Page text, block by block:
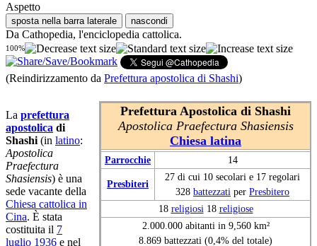
Aspetto
sposta nella barra laterale nascondi
Da Cathopedia, l'enciclopedia cattolica.
100%
(Reindirizzamento da Prefettura apostolica di Shashi)
Prefettura Apostolica di Shashi
Apostolica Praefectura Shasiensis
Chiesa latina
Parrocchie 14
Presbiteri
27 di cui 10 secolari e 17 regolari
328 battezzati per Presbitero
18 religiosi 18 religiose
2.000.000 abitanti in 9,560 km²
8.869 battezzati (0,4% del totale)
La prefettura
apostolica di
Shashi (in latino:
Apostolica
Praefectura
Shasiensis) è una
sede vacante della
Chiesa cattolica in
Cina. È stata
costituita il 7
luglio 1936 e nel